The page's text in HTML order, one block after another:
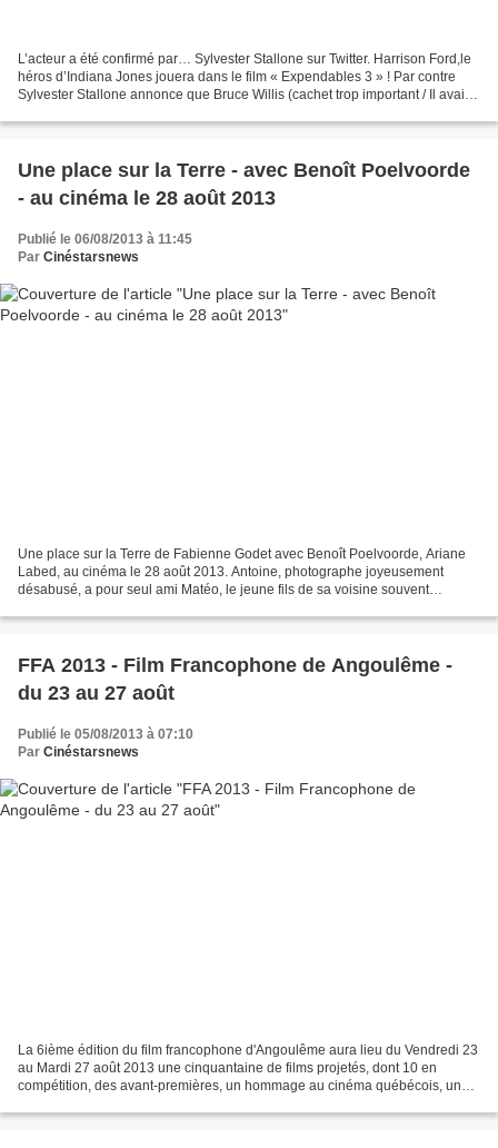
L’acteur a été confirmé par… Sylvester Stallone sur Twitter. Harrison Ford,le
héros d’Indiana Jones jouera dans le film « Expendables 3 » ! Par contre
Sylvester Stallone annonce que Bruce Willis (cachet trop important / Il avait
Une place sur la Terre - avec Benoît Poelvoorde
- au cinéma le 28 août 2013
Publié le 06/08/2013 à 11:45
Par Cinéstarsnews
Une place sur la Terre de Fabienne Godet avec Benoît Poelvoorde, Ariane
Labed, au cinéma le 28 août 2013. Antoine, photographe joyeusement
désabusé, a pour seul ami Matéo, le jeune fils de sa voisine souvent
FFA 2013 - Film Francophone de Angoulême -
du 23 au 27 août
Publié le 05/08/2013 à 07:10
Par Cinéstarsnews
La 6ième édition du film francophone d'Angoulême aura lieu du Vendredi 23
au Mardi 27 août 2013 une cinquantaine de films projetés, dont 10 en
compétition, des avant-premières, un hommage au cinéma québécois, un